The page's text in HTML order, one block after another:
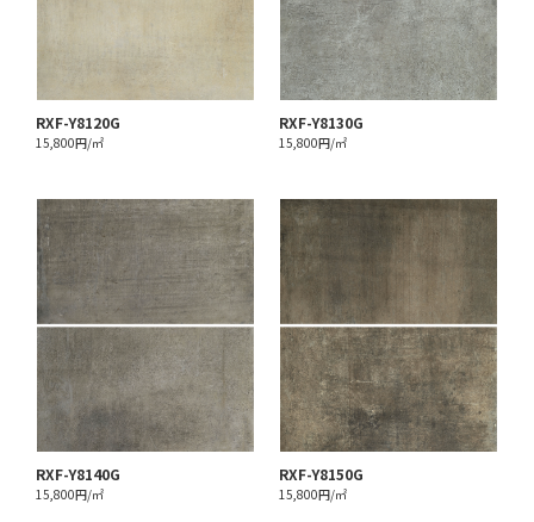
RXF-Y8120G
15,800円/㎡
RXF-Y8130G
15,800円/㎡
RXF-Y8140G
15,800円/㎡
RXF-Y8150G
15,800円/㎡